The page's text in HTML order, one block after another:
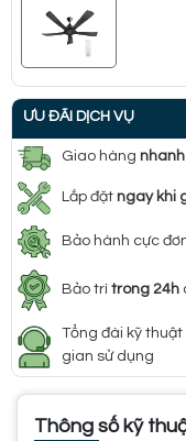
ƯU ĐÃI DỊCH VỤ
Giao hàng
Lắp đặt ngay khi
Bảo hành cực
Bảo trì trong 24h
Tổng đài kỹ thuật
gian sử dụng
Thông số kỹ